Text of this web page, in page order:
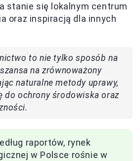
stanie się lokalnym centrum
oraz inspiracją dla innych
to nie tylko sposób na
na zrównoważony
naturalne metody uprawy,
do ochrony środowiska oraz
raportów, rynek
w Polsce rośnie w